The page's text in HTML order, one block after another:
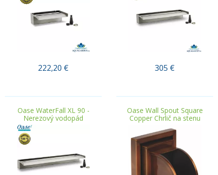
222,20 € 305 €
Oase WaterFall XL 90 -
Nerezový vodopád
Oase Wall Spout Square
Copper Chrlič na stenu